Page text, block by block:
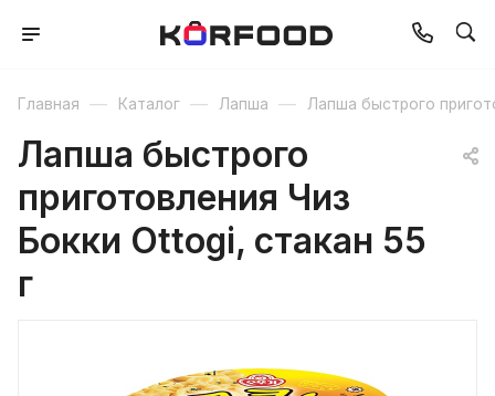
Главная — Каталог — Лапша — Лапша быстрого
Лапша быстрого
приготовления Чиз
Бокки Ottogi, стакан 55
г